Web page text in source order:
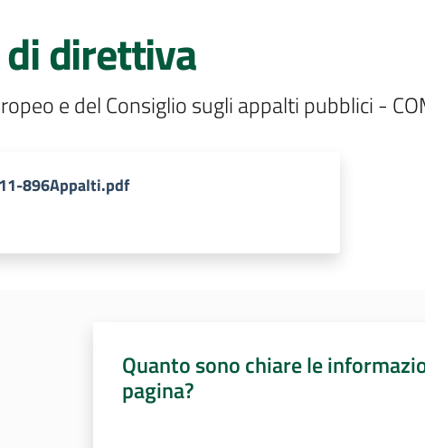
direttiva
e del Consiglio sugli appalti pubblici -
896Appalti.pdf
Quanto sono chiare le
pagina?